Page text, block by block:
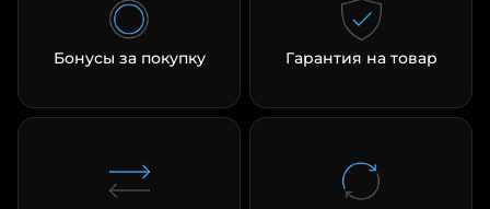
Бонусы за покупку Гарантия на товар